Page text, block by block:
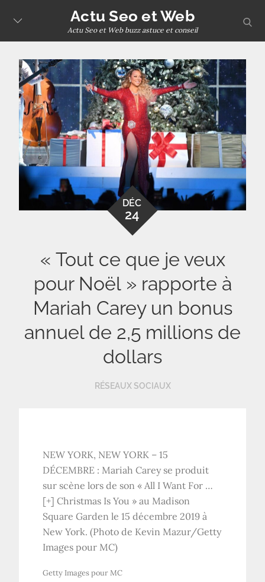
content
Actu Seo et Web
Actu Seo et Web buzz astuce et conseil
DÉC
24
« Tout ce que je veux
pour Noël » rapporte à
Mariah Carey un bonus
annuel de 2,5 millions de
dollars
RÉSEAUX SOCIAUX
NEW YORK, NEW YORK – 15
DÉCEMBRE : Mariah Carey se produit
sur scène lors de son « All I Want For …
[+] Christmas Is You » au Madison
Square Garden le 15 décembre 2019 à
New York. (Photo de Kevin Mazur/Getty
Images pour MC)
Getty Images pour MC